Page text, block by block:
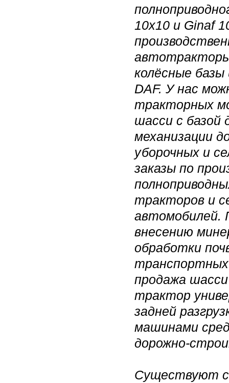
10x10 и Ginaf
автотракторы
колёсные
DAF. У нас
тракторных
шасси с базой
механизации
уборочных и
заказы по
тракторов и
автомобилей.
внесению
обработки
транспортных
продажа
трактор
задней
машинами
дорожно-
Существуют